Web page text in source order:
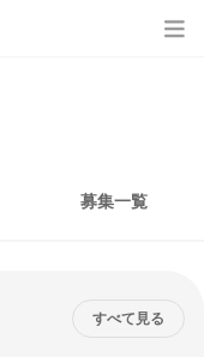
募集一覧
すべて見る